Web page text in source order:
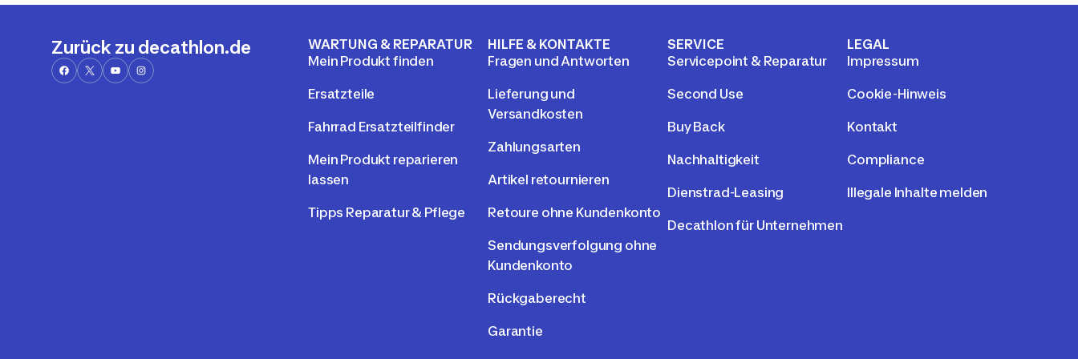
Zurück zu decathlon.de
WARTUNG & REPARATUR
Mein Produkt finden
Ersatzteile
Fahrrad Ersatzteilfinder
Mein Produkt reparieren
lassen
Tipps Reparatur & Pflege
HILFE & KONTAKTE
Fragen und Antworten
Lieferung und
Versandkosten
Zahlungsarten
Artikel retournieren
Retoure ohne Kundenkonto
Sendungsverfolgung ohne
Kundenkonto
Rückgaberecht
Garantie
SERVICE
Servicepoint & Reparatur
Second Use
Buy Back
Nachhaltigkeit
Dienstrad-Leasing
Decathlon für Unternehmen
LEGAL
Impressum
Cookie-Hinweis
Kontakt
Compliance
Illegale Inhalte melden